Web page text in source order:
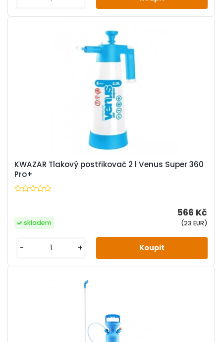
KWAZAR Tlakový postřikovač 2 l Venus Super 360
Pro+
566 Kč
(23 EUR)
skladem
- +